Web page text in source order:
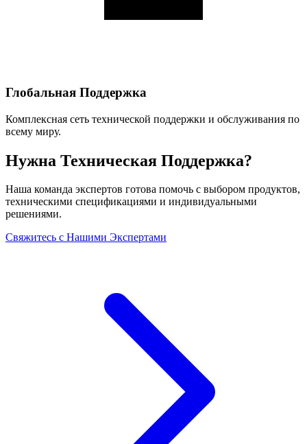
Глобальная Поддержка
Комплексная сеть технической поддержки и обслуживания по
всему миру.
Нужна Техническая Поддержка?
Наша команда экспертов готова помочь с выбором продуктов,
техническими спецификациями и индивидуальными
решениями.
Свяжитесь с Нашими Экспертами